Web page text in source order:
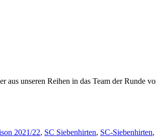
aus unseren Reihen in das Team der Runde
2021/22, SC Siebenhirten, SC-Siebenhirten,